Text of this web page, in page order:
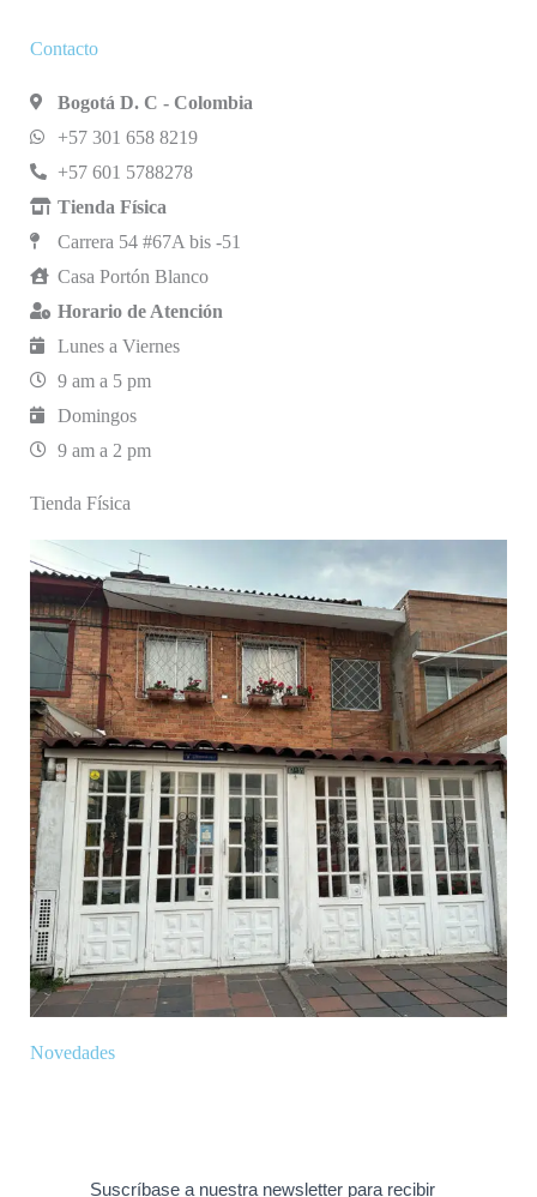
Contacto
Bogotá D. C - Colombia
+57 301 658 8219
+57 601 5788278
Tienda Física
Carrera 54 #67A bis -51
Casa Portón Blanco
Horario de Atención
Lunes a Viernes
9 am a 5 pm
Domingos
9 am a 2 pm
Tienda Física
Novedades
Suscríbase a nuestra newsletter para recibir